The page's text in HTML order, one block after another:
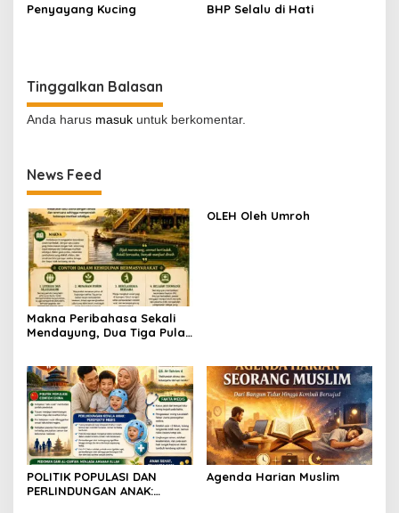
Penyayang Kucing BHP Selalu di Hati
Tinggalkan Balasan
Anda harus masuk untuk berkomentar.
News Feed
Makna Peribahasa Sekali
Mendayung, Dua Tiga Pulau
OLEH Oleh Umroh
POLITIK POPULASI DAN
PERLINDUNGAN ANAK:
Agenda Harian Muslim